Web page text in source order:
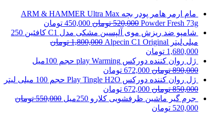
مام ارمر هامر پودر بچه ARM & HAMMER Ultra Max
Powder Fresh 73g
520,000 تومان 450,000 تومان
شامپو ضد ریزش موی آلپسین مشکی مدل C1 کافئین 250
میلی‌لیتر Alpecin C1 Original
1,800,000 تومان
1,680,000 تومان
ژل روان کننده دورکس play Warming حجم 100میل
890,000 تومان 672,000 تومان
ژل روان کننده دورکس Play Tingle H2O حجم 100 میلی لیتر
850,000 تومان 672,000 تومان
جرم گیر ماشین ظرفشویی کلارو 250میل
550,000 تومان
520,000 تومان